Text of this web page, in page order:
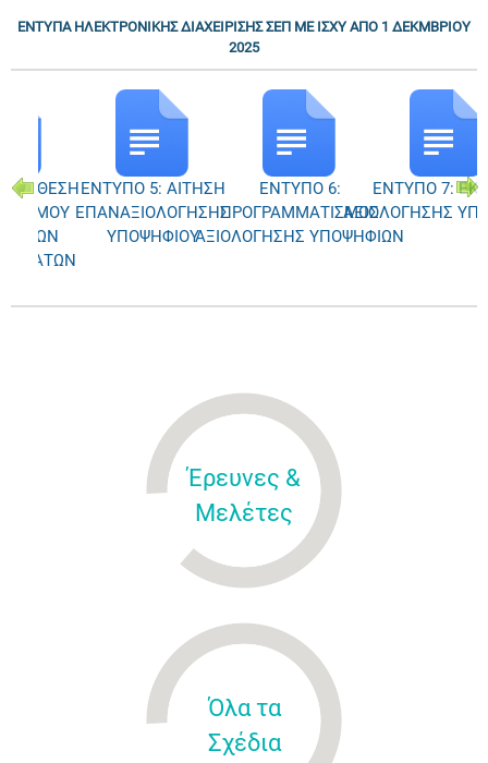
ΕΝΤΥΠΑ ΗΛΕΚΤΡΟΝΙΚΗΣ ΔΙΑΧΕΙΡΙΣΗΣ ΣΕΠ ΜΕ ΙΣΧΥ ΑΠΟ 1 ΔΕΚΜΒΡΙΟΥ
2025
ΕΚΘΕΣΗΕΝΤΥΠΟ 5: ΑΙΤΗΣΗ
ΕΠΑΝΑΞΙΟΛΟΓΗΣΗΣ
ΥΠΟΨΗΦΙΟΥ
ΕΝΤΥΠΟ 6:
ΠΡΟΓΡΑΜΜΑΤΙΣΜΟΣ
ΑΞΙΟΛΟΓΗΣΗΣ ΥΠΟΨΗΦΙΩΝ
ΕΝΤΥΠΟ 7:
ΑΞΙΟΛΟΓΗΣΗΣ
Έρευνες &
Μελέτες
Όλα τα
Σχέδια